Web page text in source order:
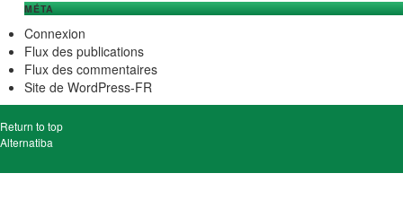
MÉTA
Connexion
Flux des publications
Flux des commentaires
Site de WordPress-FR
Return to top
Alternatiba